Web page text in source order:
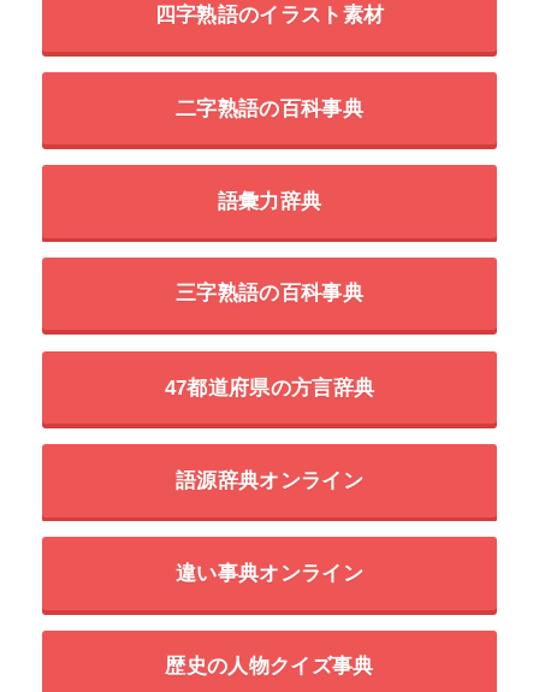
四字熟語のイラスト素材
二字熟語の百科事典
語彙力辞典
三字熟語の百科事典
47都道府県の方言辞典
語源辞典オンライン
違い事典オンライン
歴史の人物クイズ事典